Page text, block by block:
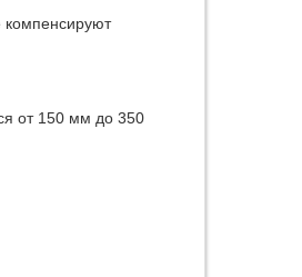
компенсируют
от 150 мм до 350